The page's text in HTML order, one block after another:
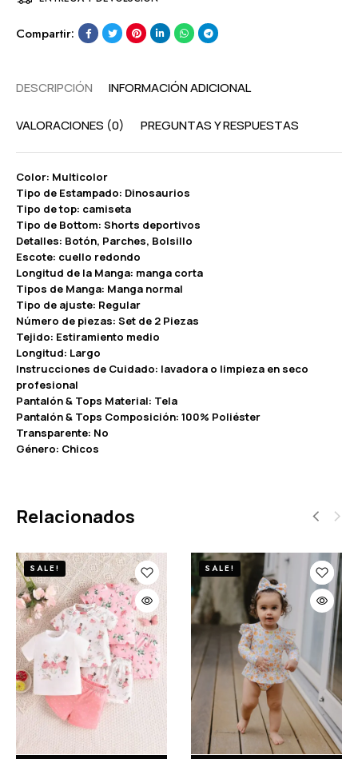
Compartir:
DESCRIPCIÓN INFORMACIÓN ADICIONAL
VALORACIONES (0) PREGUNTAS Y RESPUESTAS
Color: Multicolor
Tipo de Estampado: Dinosaurios
Tipo de top: camiseta
Tipo de Bottom: Shorts deportivos
Detalles: Botón, Parches, Bolsillo
Escote: cuello redondo
Longitud de la Manga: manga corta
Tipos de Manga: Manga normal
Tipo de ajuste: Regular
Número de piezas: Set de 2 Piezas
Tejido: Estiramiento medio
Longitud: Largo
Instrucciones de Cuidado: lavadora o limpieza en seco
profesional
Pantalón & Tops Material: Tela
Pantalón & Tops Composición: 100% Poliéster
Transparente: No
Género: Chicos
Relacionados
SALE! SALE!